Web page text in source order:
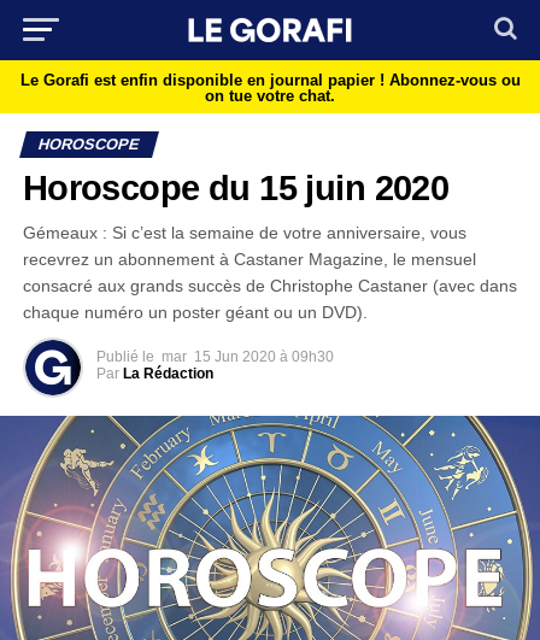
Le Gorafi est enfin disponible en journal papier ! Abonnez-vous ou
on tue votre chat.
HOROSCOPE
Horoscope du 15 juin 2020
Gémeaux : Si c’est la semaine de votre anniversaire, vous
recevrez un abonnement à Castaner Magazine, le mensuel
consacré aux grands succès de Christophe Castaner (avec dans
chaque numéro un poster géant ou un DVD).
Publié le mar 15 Jun 2020 à 09h30
Par La Rédaction